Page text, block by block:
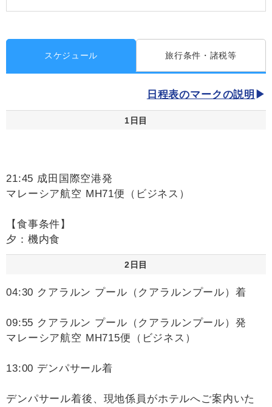
スケジュール 旅行条件・諸税等
日程表のマークの説明
1日目
21:45 成田国際空港発
マレーシア航空 MH71便（ビジネス）
【食事条件】
夕：機内食
2日目
04:30 クアラルン プール（クアラルンプール）着
09:55 クアラルン プール（クアラルンプール）発
マレーシア航空 MH715便（ビジネス）
13:00 デンパサール着
デンパサール着後、現地係員がホテルへご案内いた